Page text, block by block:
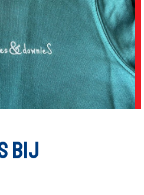
bij